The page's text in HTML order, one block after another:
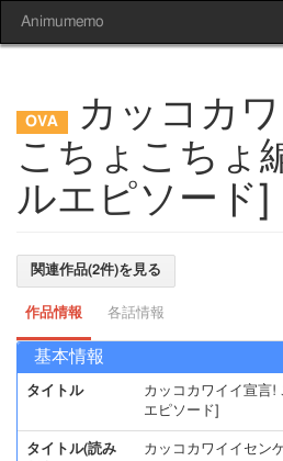
Animumemo
カッコカ
こちょこちょ
ルエピソード]
関連作品(2件)を見る
作品情報 各話情報
基本情報
タイトル
カッコカワイイ宣言!
エピソード]
タイトル(読み
カッコカワイイセン